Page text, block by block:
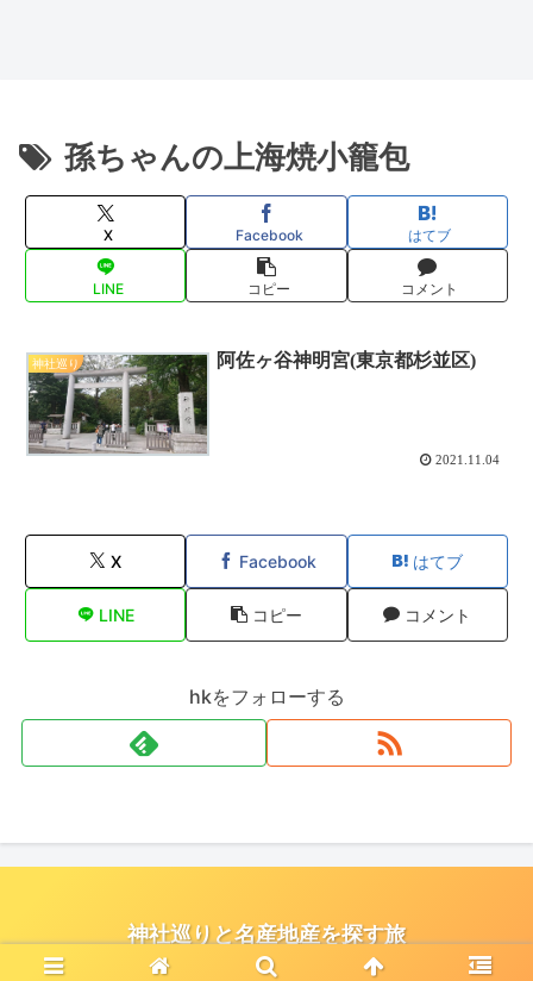
孫ちゃんの上海焼小籠包
X Facebook はてブ
LINE コピー コメント
神社巡り 阿佐ヶ谷神明宮(東京都杉並区)
2021.11.04
X Facebook はてブ
LINE コピー コメント
hkをフォローする
神社巡りと名産地産を探す旅
© 2021 神社巡りと名産地産を探す旅.